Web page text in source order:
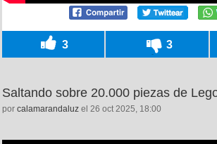
3 3
Saltando sobre 20.000 piezas de
por calamarandaluz el 26 oct 2025, 18:00